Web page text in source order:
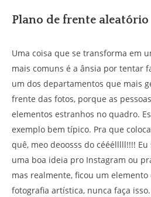
Plano de frente aleatório
Uma coisa que se transforma em
mais comuns é a ânsia por tentar
um dos departamentos que mais
frente das fotos, porque as
elementos estranhos no quadro.
exemplo bem típico. Pra que
quê, meo deoosss do cééélllll!!!!
uma boa ideia pro Instagram ou
mas realmente, ficou um
fotografia artística, nunca faça